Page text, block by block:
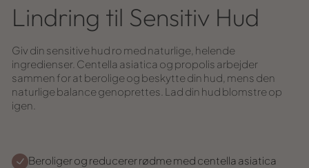
Lindring til Sensitiv Hud
Giv din sensitive hud ro med naturlige, helende
ingredienser. Centella asiatica og propolis arbejder
sammen for at berolige og beskytte din hud, mens den
naturlige balance genoprettes. Lad din hud blomstre op
igen.
Beroliger og reducerer rødme med centella asiatica